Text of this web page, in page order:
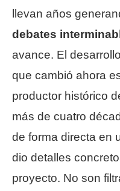
llevan años
debates
avance. El
que cambió ahora
productor histórico
más de cuatro
de forma directa en
dio detalles
proyecto. No son